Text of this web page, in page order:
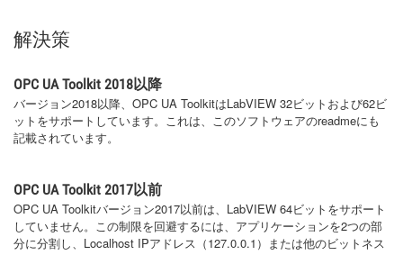
解決策
OPC UA Toolkit 2018以降
バージョン2018以降、OPC UA ToolkitはLabVIEW 32ビットおよび62ビ
ットをサポートしています。これは、このソフトウェアのreadmeにも
記載されています。
OPC UA Toolkit 2017以前
OPC UA Toolkitバージョン2017以前は、LabVIEW 64ビットをサポート
していません。この制限を回避するには、アプリケーションを2つの部
分に分割し、Localhost IPアドレス（127.0.0.1）または他のビットネス